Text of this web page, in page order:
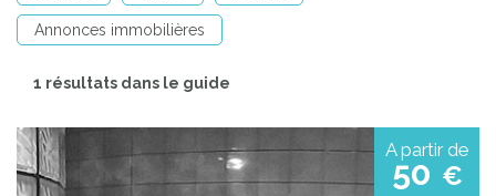
Annonces immobilières
1 résultats dans le guide
A partir de
50 €